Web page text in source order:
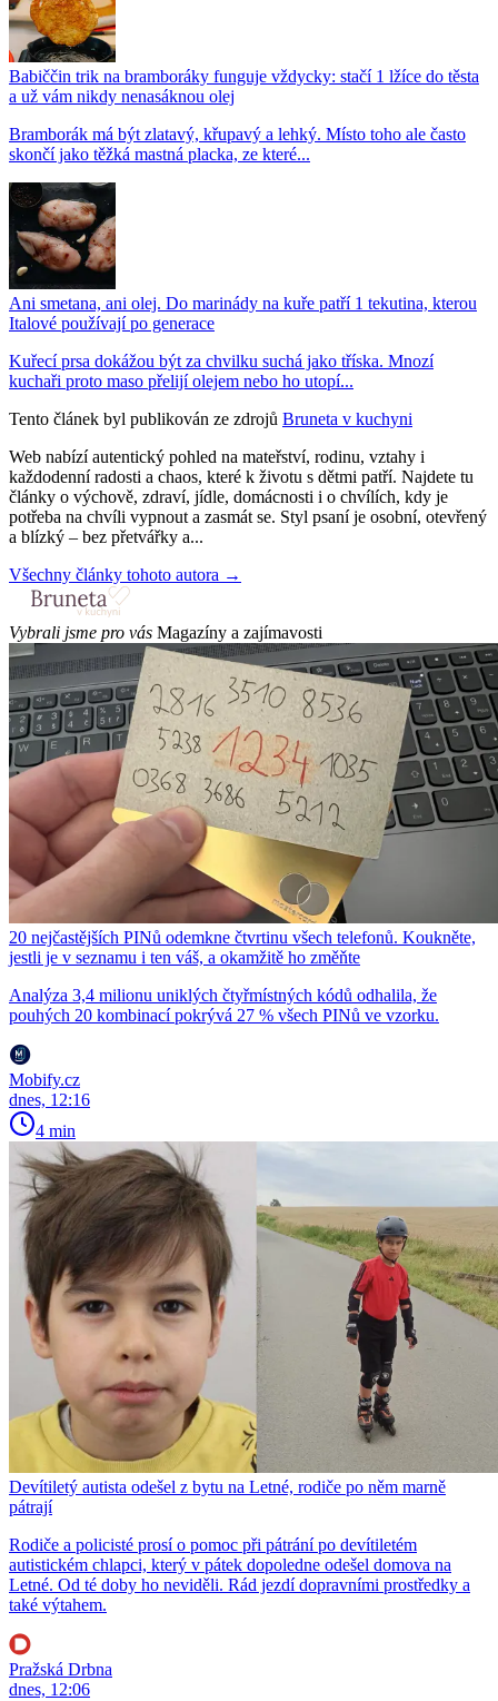
Babiččin trik na bramboráky funguje vždycky: stačí 1 lžíce do těsta
a už vám nikdy nenasáknou olej
Bramborák má být zlatavý, křupavý a lehký. Místo toho ale často
skončí jako těžká mastná placka, ze které...
Ani smetana, ani olej. Do marinády na kuře patří 1 tekutina, kterou
Italové používají po generace
Kuřecí prsa dokážou být za chvilku suchá jako tříska. Mnozí
kuchaři proto maso přelijí olejem nebo ho utopí...
Tento článek byl publikován ze zdrojů Bruneta v kuchyni
Web nabízí autentický pohled na mateřství, rodinu, vztahy i
každodenní radosti a chaos, které k životu s dětmi patří. Najdete tu
články o výchově, zdraví, jídle, domácnosti i o chvílích, kdy je
potřeba na chvíli vypnout a zasmát se. Styl psaní je osobní, otevřený
a blízký – bez přetvářky a...
Všechny články tohoto autora →
Vybrali jsme pro vás Magazíny a zajímavosti
20 nejčastějších PINů odemkne čtvrtinu všech telefonů. Koukněte,
jestli je v seznamu i ten váš, a okamžitě ho změňte
Analýza 3,4 milionu uniklých čtyřmístných kódů odhalila, že
pouhých 20 kombinací pokrývá 27 % všech PINů ve vzorku.
Mobify.cz
dnes, 12:16
4 min
Devítiletý autista odešel z bytu na Letné, rodiče po něm marně
pátrají
Rodiče a policisté prosí o pomoc při pátrání po devítiletém
autistickém chlapci, který v pátek dopoledne odešel domova na
Letné. Od té doby ho neviděli. Rád jezdí dopravními prostředky a
také výtahem.
Pražská Drbna
dnes, 12:06